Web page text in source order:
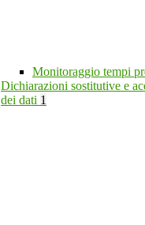
Monitoraggio tempi
Dichiarazioni sostitutive e
dei dati 1